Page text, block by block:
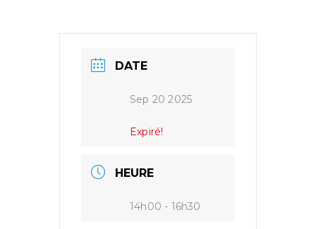
DATE
Sep 20 2025
Expiré!
HEURE
14h00 - 16h30